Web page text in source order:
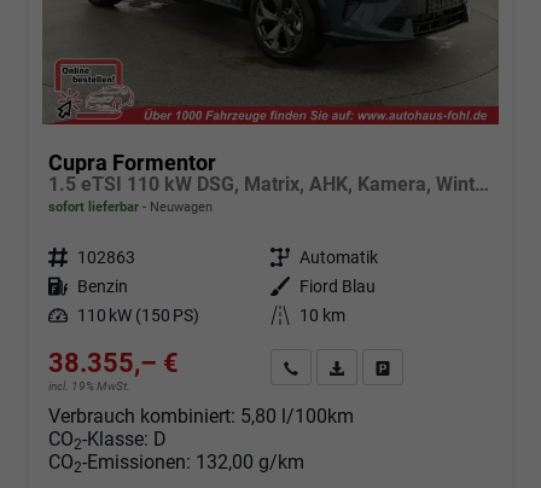
Cupra Formentor
1.5 eTSI 110 kW DSG, Matrix, AHK, Kamera, Winter, el. Klappe, 5 J.-Garantie
sofort lieferbar Neuwagen
Fahrzeugnr. 102863 Getriebe Automatik
Kraftstoff Benzin Außenfarbe
Fiord Blau
Leistung 110 kW (150 PS) Kilometerstand 10 km
38.355,– €
incl. 19% MwSt.
Angebot anfordern
Fahrzeugexpose (PDF)
Verbrauch kombiniert: 5,80 l/100km
CO2-Klasse: D
CO2-Emissionen: 132,00 g/km